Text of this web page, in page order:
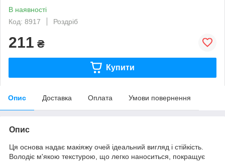
В наявності
Код: 8917
Роздріб
211 ₴
Купити
Опис Доставка Оплата Умови повернення
Опис
Ця основа надає макіяжу очей ідеальний вигляд і стійкість.
Володіє м'якою текстурою, що легко наноситься, покращує